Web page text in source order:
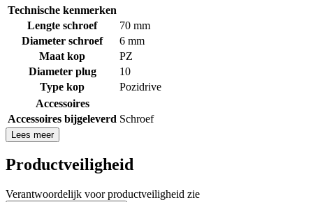
Technische kenmerken
Lengte schroef
70 mm
Diameter schroef
6 mm
Maat kop
PZ
Diameter plug
10
Type kop
Pozidrive
Accessoires
Accessoires bijgeleverd Schroef
Lees meer
Productveiligheid
Verantwoordelijk voor productveiligheid zie